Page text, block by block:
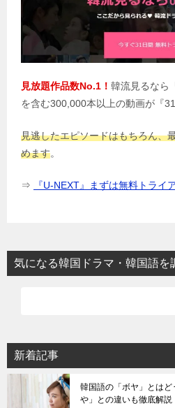
見放題作品数No.1！ 韓流見るなら
を含む300,000本以上の動画が『31
見逃したエピソードはもちろん、
めます。
⇒ 『U-NEXT』まずは無料トライ
気になる韓国ドラマ・韓国語を
新着記事
韓国語の「ボヤ」とは
や」との違いも徹底解説